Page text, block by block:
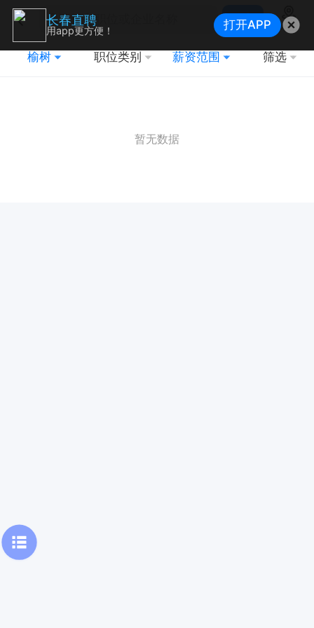
搜索
地图
榆树 职位类别 薪资范围 筛选
暂无数据
长春直聘
用app更方便！ 打开APP